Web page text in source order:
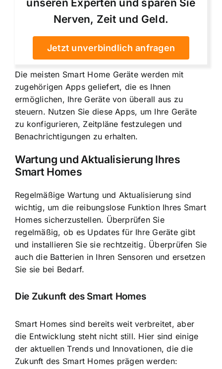
unseren Experten und sparen Sie
Nerven, Zeit und Geld.
Jetzt unverbindlich anfragen
Die meisten Smart Home Geräte werden mit
zugehörigen Apps geliefert, die es Ihnen
ermöglichen, Ihre Geräte von überall aus zu
steuern. Nutzen Sie diese Apps, um Ihre Geräte
zu konfigurieren, Zeitpläne festzulegen und
Benachrichtigungen zu erhalten.
Wartung und Aktualisierung Ihres
Smart Homes
Regelmäßige Wartung und Aktualisierung sind
wichtig, um die reibungslose Funktion Ihres Smart
Homes sicherzustellen. Überprüfen Sie
regelmäßig, ob es Updates für Ihre Geräte gibt
und installieren Sie sie rechtzeitig. Überprüfen Sie
auch die Batterien in Ihren Sensoren und ersetzen
Sie sie bei Bedarf.
Die Zukunft des Smart Homes
Smart Homes sind bereits weit verbreitet, aber
die Entwicklung steht nicht still. Hier sind einige
der aktuellen Trends und Innovationen, die die
Zukunft des Smart Homes prägen werden: